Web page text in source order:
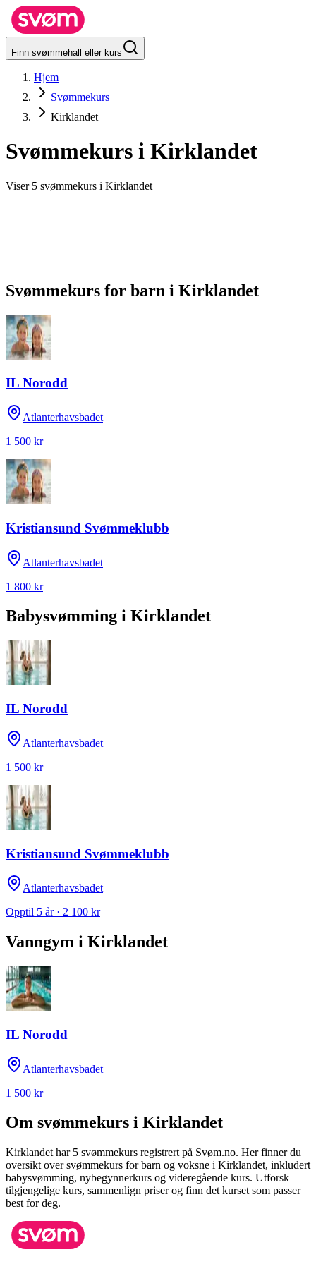
Finn svømmehall eller kurs
Hjem
Svømmekurs
Kirklandet
Svømmekurs i Kirklandet
Viser 5 svømmekurs i Kirklandet
Svømmekurs for barn i Kirklandet
IL Norodd
Atlanterhavsbadet
1 500 kr
Kristiansund Svømmeklubb
Atlanterhavsbadet
1 800 kr
Babysvømming i Kirklandet
IL Norodd
Atlanterhavsbadet
1 500 kr
Kristiansund Svømmeklubb
Atlanterhavsbadet
Opptil 5 år · 2 100 kr
Vanngym i Kirklandet
IL Norodd
Atlanterhavsbadet
1 500 kr
Om svømmekurs i Kirklandet
Kirklandet har 5 svømmekurs registrert på Svøm.no. Her finner du
oversikt over svømmekurs for barn og voksne i Kirklandet, inkludert
babysvømming, nybegynnerkurs og videregående kurs. Utforsk
tilgjengelige kurs, sammenlign priser og finn det kurset som passer
best for deg.